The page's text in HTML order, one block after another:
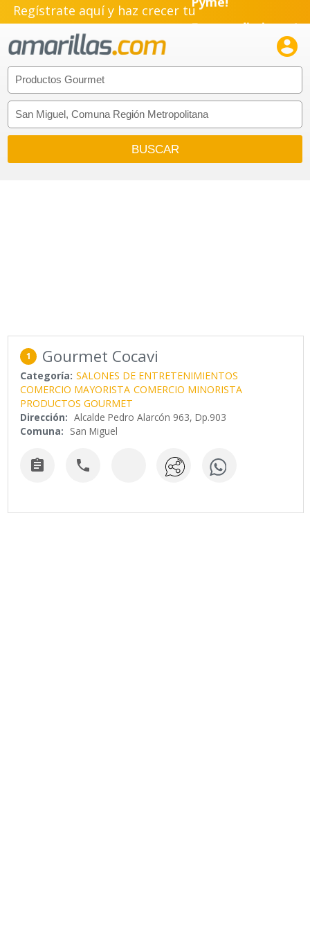
Regístrate aquí y haz crecer tuEmprendimiento!

1 Gourmet Cocavi
Categoría: SALONES DE ENTRETENIMIENTOS
COMERCIO MAYORISTA COMERCIO MINORISTA
PRODUCTOS GOURMET
Dirección: Alcalde Pedro Alarcón 963, Dp.903
Comuna: San Miguel
 